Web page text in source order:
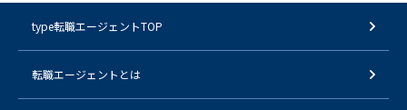
type転職エージェントTOP
転職エージェントとは